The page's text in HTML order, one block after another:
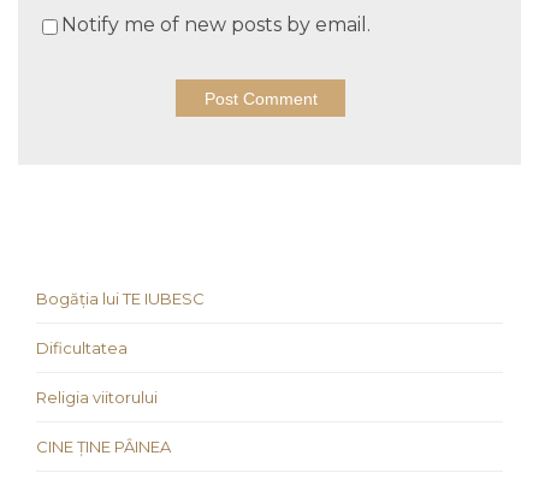
Notify me of new posts by email.
Bogăția lui TE IUBESC
Dificultatea
Religia viitorului
CINE ȚINE PÂINEA